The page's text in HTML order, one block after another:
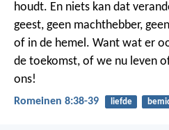
houdt. En niets kan dat
geest, geen machthebber,
of in de hemel. Want wat er
de toekomst, of we nu leven
ons!
Romeinen 8:38-39 liefde